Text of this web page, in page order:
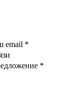
email *
*